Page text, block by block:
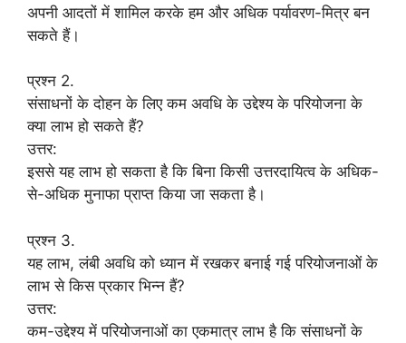
अपनी आदतों में शामिल करके हम और अधिक पर्यावरण-मित्र बन
सकते हैं।
प्रश्न 2.
संसाधनों के दोहन के लिए कम अवधि के उद्देश्य के परियोजना के
क्या लाभ हो सकते हैं?
उत्तर:
इससे यह लाभ हो सकता है कि बिना किसी उत्तरदायित्व के अधिक-
से-अधिक मुनाफा प्राप्त किया जा सकता है।
प्रश्न 3.
यह लाभ, लंबी अवधि को ध्यान में रखकर बनाई गई परियोजनाओं के
लाभ से किस प्रकार भिन्न हैं?
उत्तर:
कम-उद्देश्य में परियोजनाओं का एकमात्र लाभ है कि संसाधनों के